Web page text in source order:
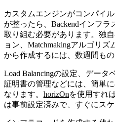
カスタムエンジンがコンパイ
が整ったら、Backendインフ
取り組む必要があります。独
ョン、Matchmakingアルゴリ
から作成するには、数週間も
Load Balancingの設定、データ
証明書の管理などには、簡単
なります。 horizOnを使用すれ
は事前設定済みで、すぐにス